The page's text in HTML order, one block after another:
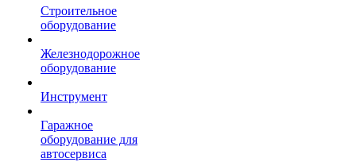
Строительное
оборудование
Железнодорожное
оборудование
Инструмент
Гаражное
оборудование для
автосервиса